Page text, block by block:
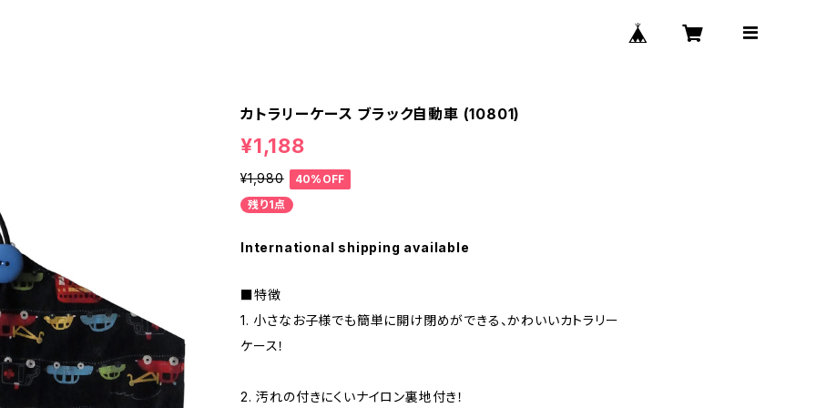
カトラリーケース ブラック自動車 (10801)
¥1,188
¥1,980
40%OFF
残り1点
International shipping available
■特徴
1. 小さなお子様でも簡単に開け閉めができる、かわいいカトラリー
ケース！
2. 汚れの付きにくいナイロン裏地付き！